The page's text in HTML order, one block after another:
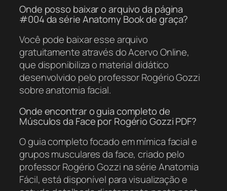
Onde posso baixar o arquivo da página
#004 da série Anatomy Book de graça?
Você pode baixar esse arquivo
gratuitamente através do Acervo Online,
que disponibiliza o material didático
desenvolvido pelo professor Rogério Gozzi
sobre anatomia facial.
Onde encontrar o guia completo de
Músculos da Face por Rogério Gozzi PDF?
O guia completo focado em mímica facial e
grupos musculares da face, criado pelo
professor Rogério Gozzi na série Anatomia
Fácil, está disponível para visualização e